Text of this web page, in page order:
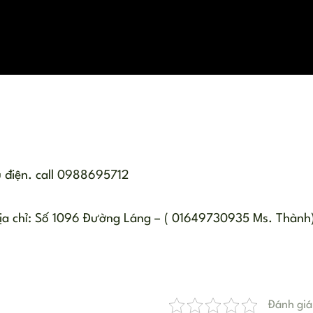
call 0988695712
chỉ: Số 1096 Đường Láng – ( 01649730935 Ms.
Đánh